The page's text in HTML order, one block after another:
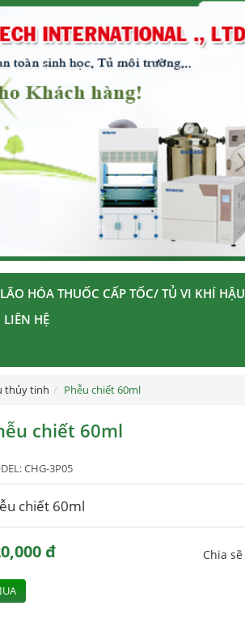
HÓA THUỐC CẤP TỐC/ TỦ VI KHÍ HẬU
LIÊN HỆ
thủy tinh Phễu chiết 60ml
chiết 60ml
CHG-3P05
chiết 60ml
đ Chia sẽ